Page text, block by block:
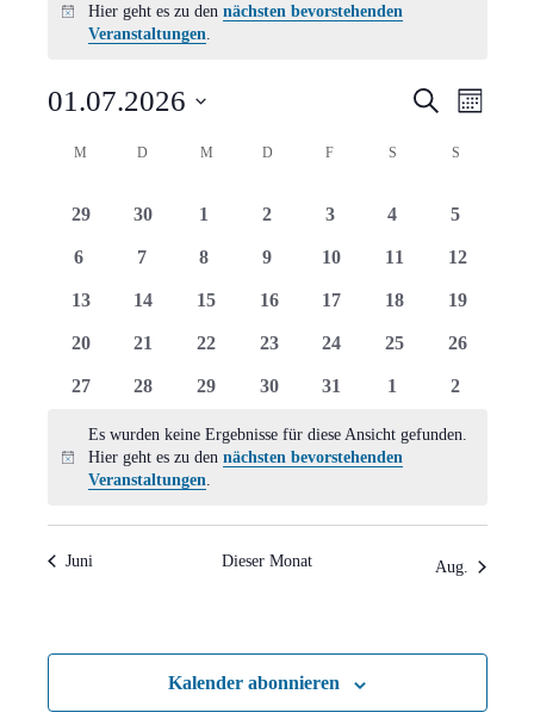
Hinweis
Hier geht es zu den nächsten bevorstehenden
Veranstaltungen.
Suche
SucheMonat
01.07.2026
Kalender
von
Veranstaltungen
M MONTAG
DDIENSTAG
M MITTWOCH
D DONNERSTAG
F FREITAGS SAMSTAG
S
0
29
0
30
0
1
0
2
0
3
0
4
0
5
0
6
0
7
0
8
0
9
0
10
0
11
0
12
0
13
0
14
0
15
0
16
0
17
0
18
0
19
0
20
0
21
0
22
0
23
0
24
0
25
0
26
0
27
0
28
0
29
0
30
0
31
0
1
0
2
Hinweis
Es wurden keine Ergebnisse für diese Ansicht gefunden.
Hier geht es zu den nächsten bevorstehenden
Veranstaltungen.
Juni Dieser Monat Aug.
Kalender abonnieren